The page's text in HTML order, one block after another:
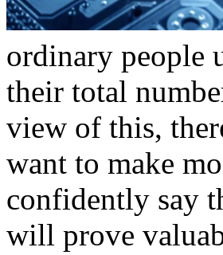
ordinary people
their total
view of this,
want to make
confidently say
will prove